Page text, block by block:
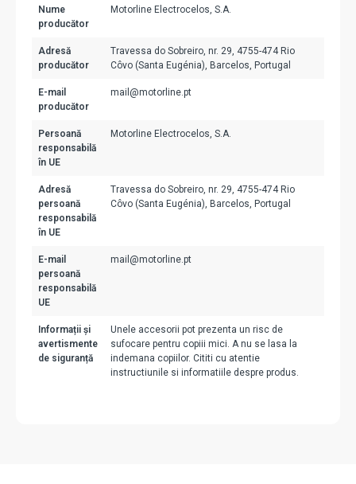
Nume
producător
Motorline Electrocelos, S.A.
Adresă
producător
Travessa do Sobreiro, nr. 29, 4755-474 Rio
Côvo (Santa Eugénia), Barcelos, Portugal
E-mail
producător
mail@motorline.pt
Persoană
responsabilă
în UE
Motorline Electrocelos, S.A.
Adresă
persoană
responsabilă
în UE
Travessa do Sobreiro, nr. 29, 4755-474 Rio
Côvo (Santa Eugénia), Barcelos, Portugal
E-mail
persoană
responsabilă
UE
mail@motorline.pt
Informații și
avertismente
de siguranță
Unele accesorii pot prezenta un risc de
sufocare pentru copiii mici. A nu se lasa la
indemana copiilor. Cititi cu atentie
instructiunile si informatiile despre produs.